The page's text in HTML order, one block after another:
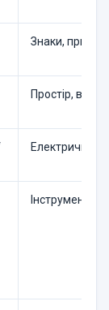
Знаки,
Простір, в
Електричне
Інструмент з